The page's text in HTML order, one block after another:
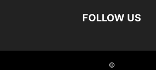
FOLLOW US
©